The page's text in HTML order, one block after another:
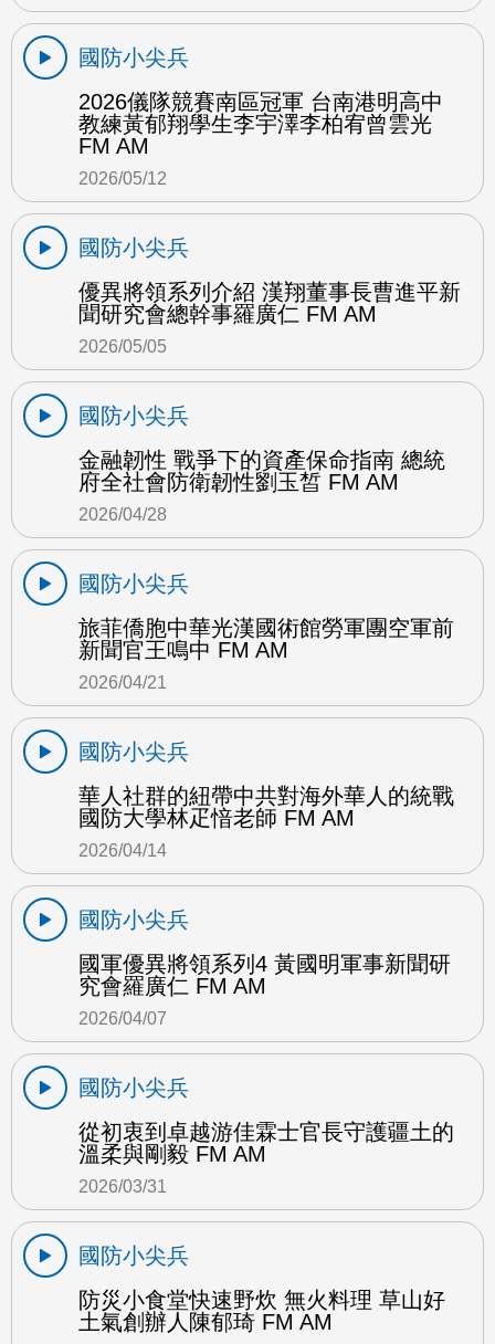
國防小尖兵
2026儀隊競賽南區冠軍 台南港明高中
教練黃郁翔學生李宇澤李柏宥曾雲光
FM AM
2026/05/12
國防小尖兵
優異將領系列介紹 漢翔董事長曹進平新
聞研究會總幹事羅廣仁 FM AM
2026/05/05
國防小尖兵
金融韌性 戰爭下的資產保命指南 總統
府全社會防衛韌性劉玉皙 FM AM
2026/04/28
國防小尖兵
旅菲僑胞中華光漢國術館勞軍團空軍前
新聞官王鳴中 FM AM
2026/04/21
國防小尖兵
華人社群的紐帶中共對海外華人的統戰
國防大學林疋愔老師 FM AM
2026/04/14
國防小尖兵
國軍優異將領系列4 黃國明軍事新聞研
究會羅廣仁 FM AM
2026/04/07
國防小尖兵
從初衷到卓越游佳霖士官長守護疆土的
溫柔與剛毅 FM AM
2026/03/31
國防小尖兵
防災小食堂快速野炊 無火料理 草山好
土氣創辦人陳郁琦 FM AM